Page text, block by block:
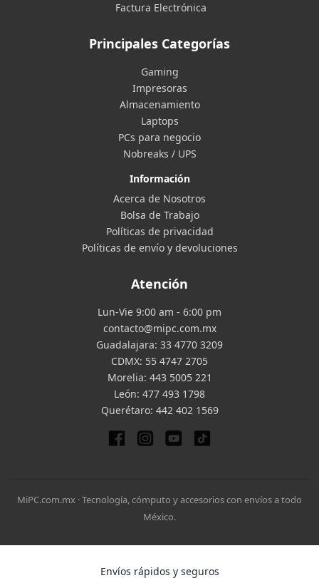
Factura Electrónica
Principales Categorías
Gaming
Impresoras
Almacenamiento
Laptops
PCs para negocio
Nobreaks / UPS
Información
Acerca de Nosotros
Bolsa de Trabajo
Políticas de privacidad
Políticas de envío y devoluciones
Atención
Lun-Vie 9:00 am - 6:00 pm
contacto@mipc.com.mx
Guadalajara: 33 4770 3209
CDMX: 55 4747 2705
Morelia: 443 5005 221
León: 477 493 1798
Querétaro: 442 402 1569
MiPC.com.mx · Tecnología, cómputo y accesorios con envíos a todo
México.
Envíos rápidos y seguros